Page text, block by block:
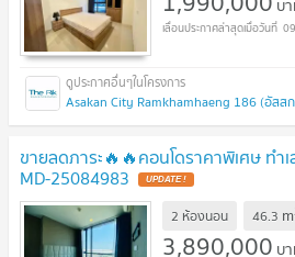
บ
Asakan City Ramkhamhaeng 186 (อัส
ขายลดภาระ🔥🔥คอนโดราคาพิเศษ ทำ
MD-25084983 UPDATE !
2 ห้องนอน 46.3 m
3,890,000 บ